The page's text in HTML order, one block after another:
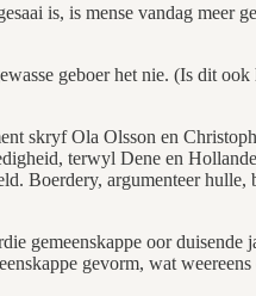
is, is mense vandag meer
geboer het nie. (Is dit ook
skryf Ola Olsson en
terwyl Dene en
Boerdery, argumenteer hulle,
gemeenskappe oor duisende
gevorm, wat weereens